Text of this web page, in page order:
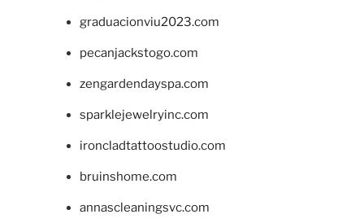
graduacionviu2023.com
pecanjackstogo.com
zengardendayspa.com
sparklejewelryinc.com
ironcladtattoostudio.com
bruinshome.com
annascleaningsvc.com